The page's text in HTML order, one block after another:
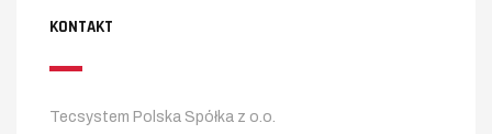
KONTAKT
Tecsystem Polska Spółka z o.o.